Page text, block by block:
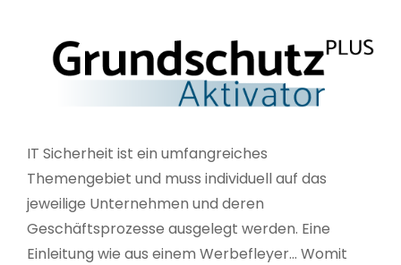
IT Sicherheit ist ein umfangreiches
Themengebiet und muss individuell auf das
jeweilige Unternehmen und deren
Geschäftsprozesse ausgelegt werden. Eine
Einleitung wie aus einem Werbefleyer… Womit